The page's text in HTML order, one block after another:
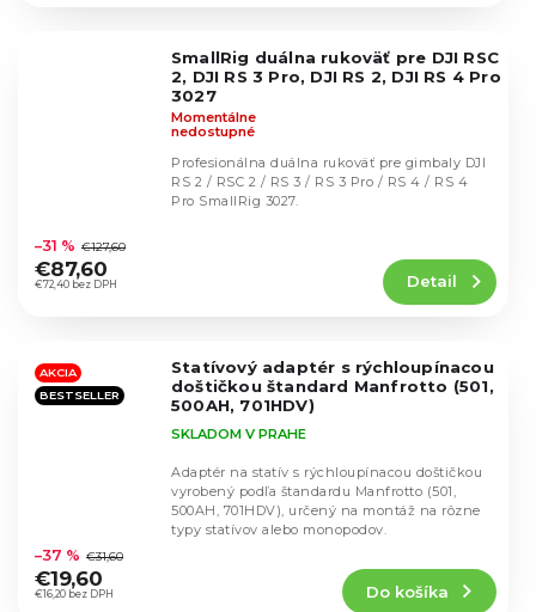
SmallRig duálna rukoväť pre DJI RSC
2, DJI RS 3 Pro, DJI RS 2, DJI RS 4 Pro
3027
hodnotenie
produktu
je
hviezdičiek.
Momentálne
nedostupné
€72,40 bez DPH
–31 % €127,60
€87,60 Detail
Profesionálna duálna rukoväť pre gimbaly DJI
RS 2 / RSC 2 / RS 3 / RS 3 Pro / RS 4 / RS 4
Pro SmallRig 3027.
AKCIA
BESTSELLER
Statívový adaptér s rýchloupínacou
doštičkou štandard Manfrotto (501,
500AH, 701HDV)
hodnotenie
produktu
je
SKLADOM V PRAHE
€16,20 bez DPH
–37 % €31,60
€19,60
Do košíka
Adaptér na statív s rýchloupínacou doštičkou
vyrobený podľa štandardu Manfrotto (501,
500AH, 701HDV), určený na montáž na rôzne
typy statívov alebo monopodov.